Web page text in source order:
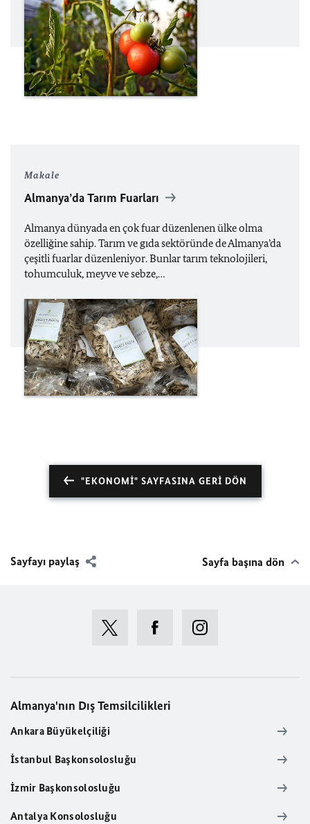
Makale
Almanya’da Tarım Fuarları
Almanya dünyada en çok fuar düzenlenen ülke olma
özelliğine sahip. Tarım ve gıda sektöründe de Almanya’da
çeşitli fuarlar düzenleniyor. Bunlar tarım teknolojileri,
tohumculuk, meyve ve sebze,…
"EKONOMI" SAYFASINA GERI DÖN
Sayfayı paylaş Sayfa başına dön
Almanya'nın Dış Temsilcilikleri
Ankara Büyükelçiliği
İstanbul Başkonsolosluğu
İzmir Başkonsolosluğu
Antalya Konsolosluğu